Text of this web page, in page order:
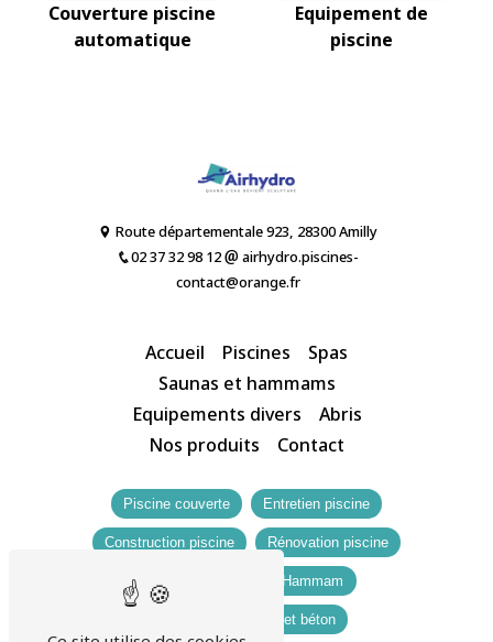
Couverture piscine
automatique
Equipement de
piscine
Route départementale 923, 28300 Amilly
02 37 32 98 12
airhydro.piscines-
contact@orange.fr
Accueil Piscines
Spas
Saunas et hammams
Equipements divers
Abris
Nos produits
Contact
Piscine couverte Entretien piscine
Construction piscine Rénovation piscine
Hammam
Abris de jardin bois et béton